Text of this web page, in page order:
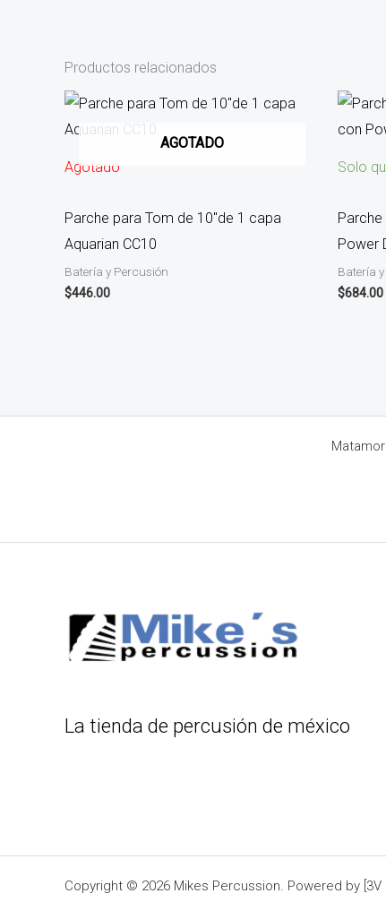
Productos relacionados
AGOTADO
Agotado
Parche para Tom de 10″de 1 capa
Aquarian CC10
Batería y Percusión
$446.00
Solo
Parche
Power
Batería
$684.00
La tienda de percusión de méxico
Copyright © 2026 Mikes Percussion. Powered by [3V